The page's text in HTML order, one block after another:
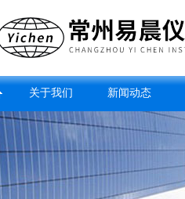
关于我们 新闻动态